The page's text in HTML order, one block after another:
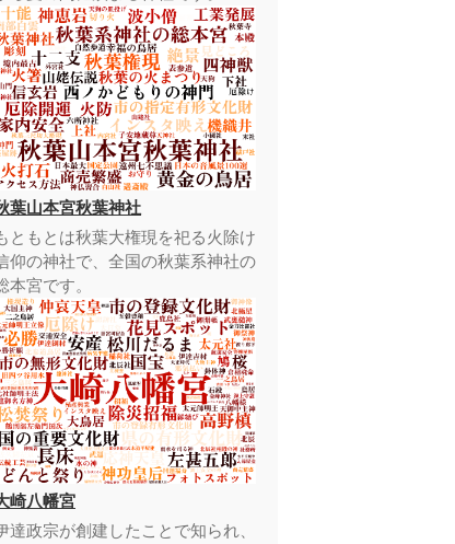
葉山本宮秋葉神社
ともとは秋葉大権現を祀る火除け
仰の神社で、全国の秋葉系神社の
本宮です。
崎八幡宮
達政宗が創建したことで知られ、